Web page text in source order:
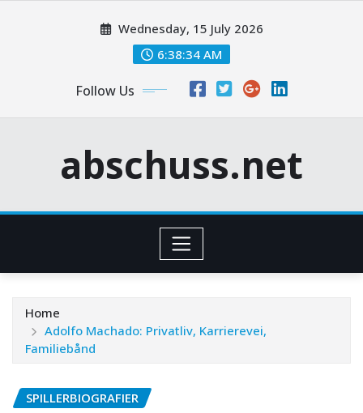
Wednesday, 15 July 2026
6:38:35 AM
Follow Us
abschuss.net
Home
Adolfo Machado: Privatliv, Karrierevei,
Familiebånd
SPILLERBIOGRAFIER